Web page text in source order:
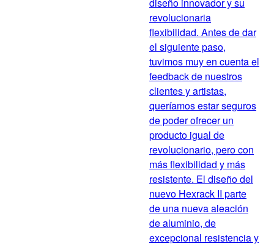
revolucionaria
flexibilidad. Antes de dar
el siguiente paso,
tuvimos muy en cuenta el
feedback de nuestros
clientes y artistas,
queríamos estar seguros
de poder ofrecer un
producto igual de
revolucionario, pero con
más flexibilidad y más
resistente. El diseño del
nuevo Hexrack II parte
de una nueva aleación
de aluminio, de
excepcional resistencia y